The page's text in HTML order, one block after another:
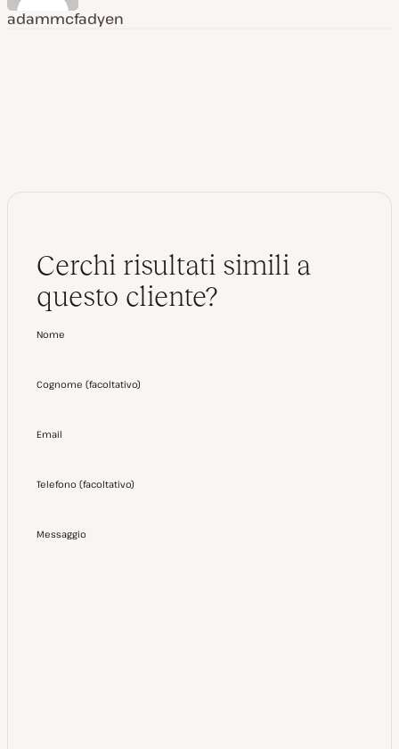
adammcfadyen
Cerchi risultati simili a
questo cliente?
Nome
Cognome (facoltativo)
Email
Telefono (facoltativo)
Messaggio